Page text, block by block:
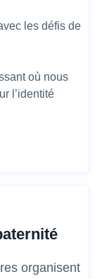
les défis de
où nous
l’identité
organisent